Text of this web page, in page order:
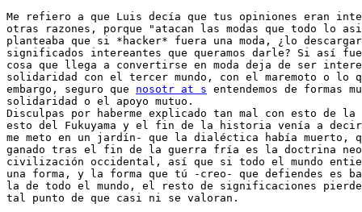
Me refiero a que Luis decía que tus opiniones eran
otras razones, porque "atacan las modas que todo lo
planteaba que si *hacker* fuera una moda, ¿lo
significados intereantes que queramos darle? Si así
cosa que llega a convertirse en moda deja de ser
solidaridad con el tercer mundo, con el maremoto o lo
embargo, seguro que nosotr at s entendemos de formas
solidaridad o el apoyo mutuo.
Disculpas por haberme explicado tan mal con esto de
esto del Fukuyama y el fin de la historia venía a
me meto en un jardín- que la dialéctica había muerto,
ganado tras el fin de la guerra fría es la doctrina
civilización occidental, así que si todo el mundo
una forma, y la forma que tú -creo- que defiendes es
la de todo el mundo, el resto de significaciones
tal punto de que casi ni se valoran.